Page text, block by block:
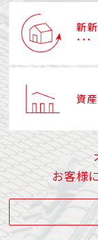
新
･･･
資
お客様